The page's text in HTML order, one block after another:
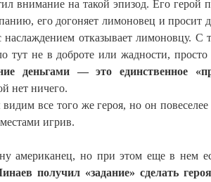
внимание на такой эпизод. Его герой
его догоняет лимоновец и просит
отказывает лимоновцу. С
тут не в доброте или жадности,
деньгами — это единственное
нет ничего.
все того же героя, но он
игрив.
американец, но при этом еще в нем
получил «задание» сделать